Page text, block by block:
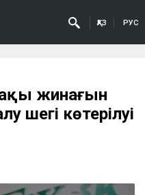
ҚАЗ РУС
жинағын
шегі көтерілуі